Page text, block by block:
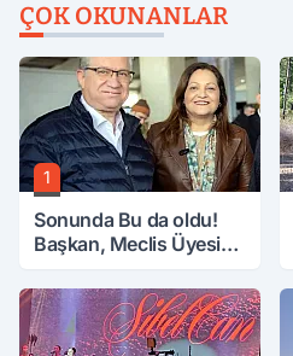
ÇOK OKUNANLAR
1
Sonunda Bu da oldu!
Başkan, Meclis Üyesini
Attırdı